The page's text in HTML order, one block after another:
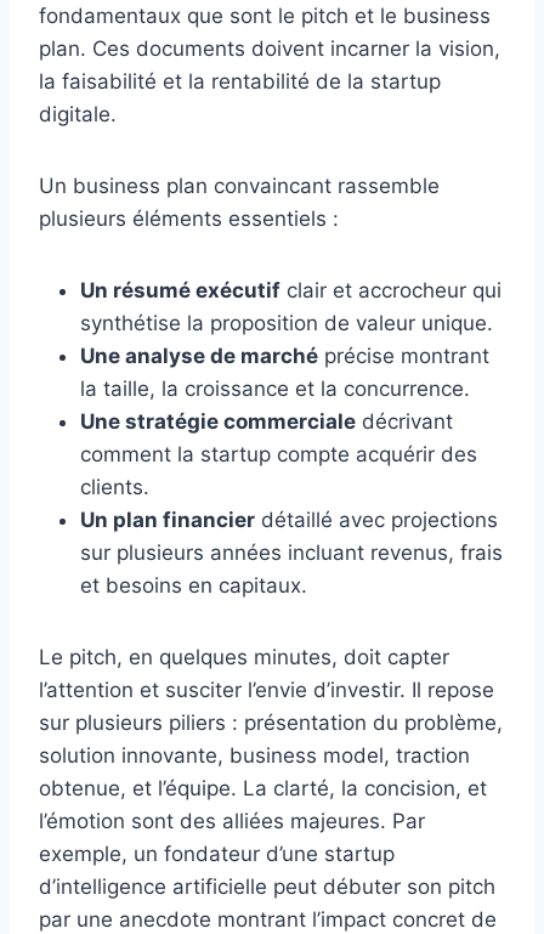
fondamentaux que sont le pitch et le business
plan. Ces documents doivent incarner la vision,
la faisabilité et la rentabilité de la startup
digitale.
Un business plan convaincant rassemble
plusieurs éléments essentiels :
Un résumé exécutif clair et accrocheur qui
synthétise la proposition de valeur unique.
Une analyse de marché précise montrant
la taille, la croissance et la concurrence.
Une stratégie commerciale décrivant
comment la startup compte acquérir des
clients.
Un plan financier détaillé avec projections
sur plusieurs années incluant revenus, frais
et besoins en capitaux.
Le pitch, en quelques minutes, doit capter
l’attention et susciter l’envie d’investir. Il repose
sur plusieurs piliers : présentation du problème,
solution innovante, business model, traction
obtenue, et l’équipe. La clarté, la concision, et
l’émotion sont des alliées majeures. Par
exemple, un fondateur d’une startup
d’intelligence artificielle peut débuter son pitch
par une anecdote montrant l’impact concret de